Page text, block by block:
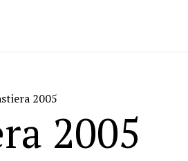
2005
2005